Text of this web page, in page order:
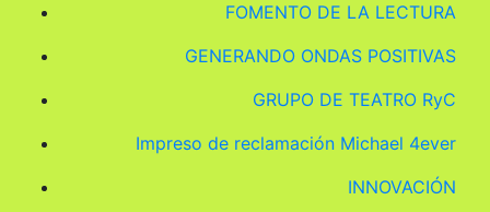
FOMENTO DE LA LECTURA
GENERANDO ONDAS POSITIVAS
GRUPO DE TEATRO RyC
Impreso de reclamación Michael 4ever
INNOVACIÓN